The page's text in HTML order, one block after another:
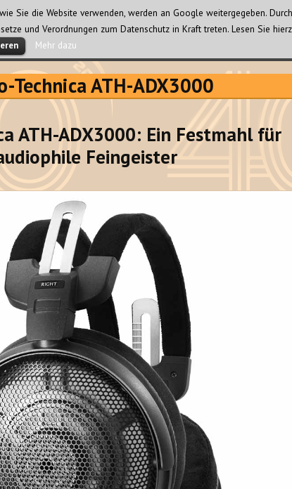
Technica ATH-ADX3000
ATH-ADX3000: Ein Festmahl für
Feingeister
Sie die Website verwenden, werden an Google weitergegeben.
und Verordnungen zum Datenschutz in Kraft treten. Lesen Sie
Mehr dazu